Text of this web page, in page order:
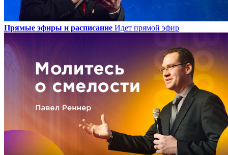
Прямые эфиры и расписание Идет прямой эфир